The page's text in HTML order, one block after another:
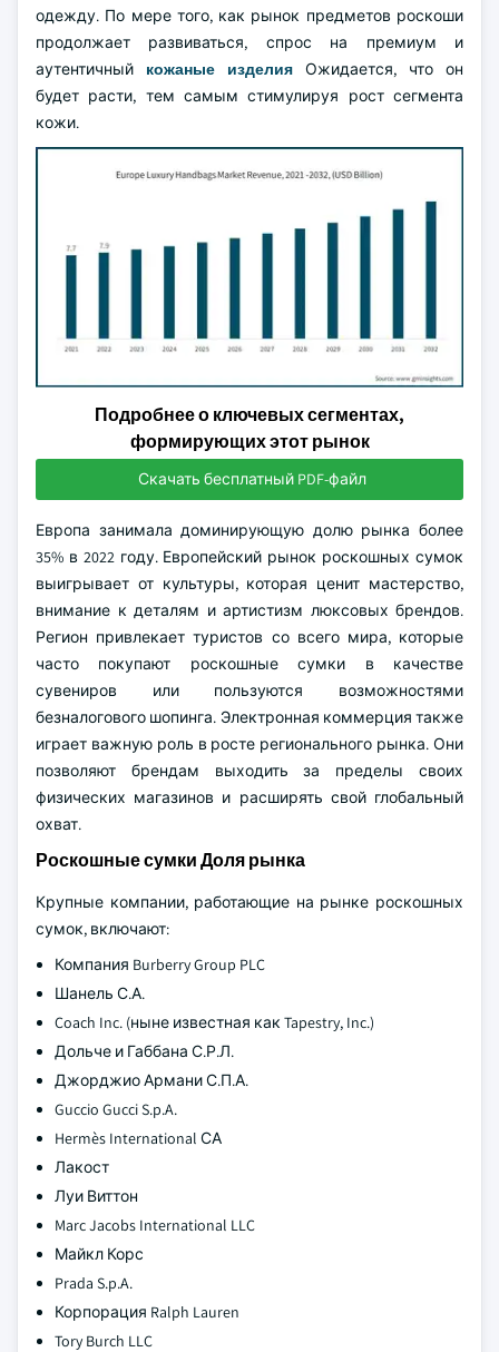
одежду. По мере того, как рынок предметов роскоши
продолжает развиваться, спрос на премиум и
аутентичный кожаные изделия Ожидается, что он
будет расти, тем самым стимулируя рост сегмента
кожи.
Подробнее о ключевых сегментах,
формирующих этот рынок
Скачать бесплатный PDF-файл
Европа занимала доминирующую долю рынка более
35% в 2022 году. Европейский рынок роскошных сумок
выигрывает от культуры, которая ценит мастерство,
внимание к деталям и артистизм люксовых брендов.
Регион привлекает туристов со всего мира, которые
часто покупают роскошные сумки в качестве
сувениров или пользуются возможностями
безналогового шопинга. Электронная коммерция также
играет важную роль в росте регионального рынка. Они
позволяют брендам выходить за пределы своих
физических магазинов и расширять свой глобальный
охват.
Роскошные сумки Доля рынка
Крупные компании, работающие на рынке роскошных
сумок, включают:
Компания Burberry Group PLC
Шанель С.А.
Coach Inc. (ныне известная как Tapestry, Inc.)
Дольче и Габбана С.Р.Л.
Джорджио Армани С.П.А.
Guccio Gucci S.p.A.
Hermès International СА
Лакост
Луи Виттон
Marc Jacobs International LLC
Майкл Корс
Prada S.p.A.
Корпорация Ralph Lauren
Tory Burch LLC